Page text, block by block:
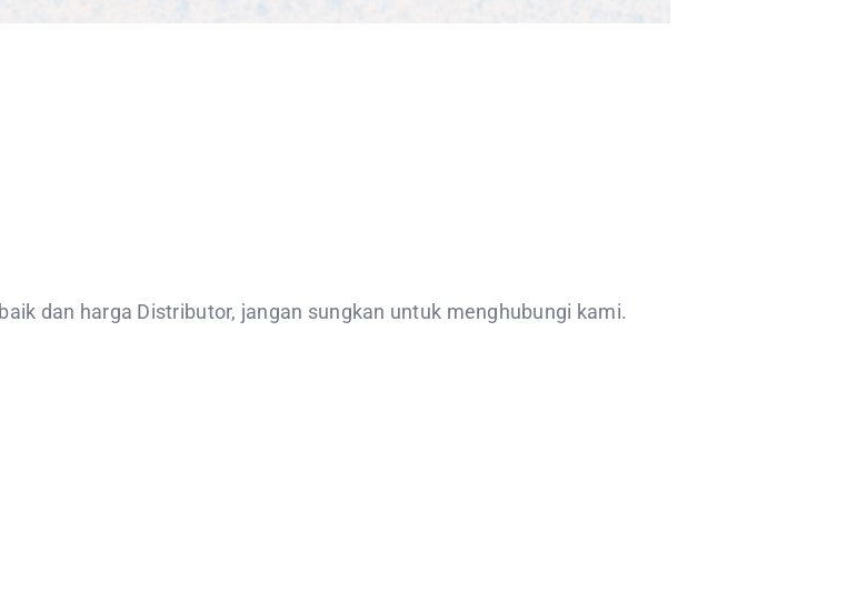
dan harga Distributor, jangan sungkan untuk menghubungi kami.